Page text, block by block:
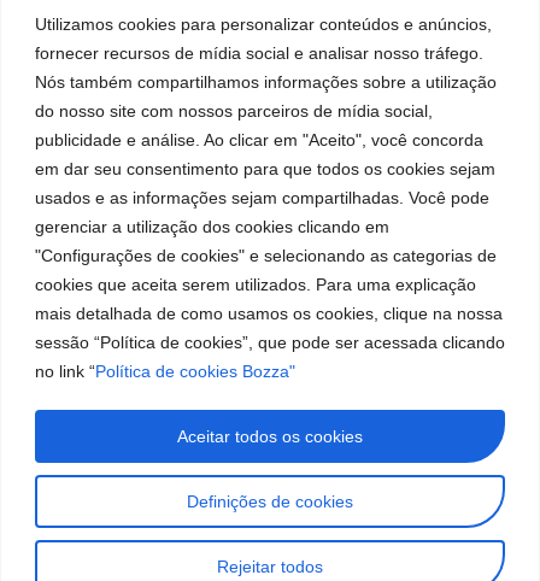
Utilizamos cookies para personalizar conteúdos e anúncios,
fornecer recursos de mídia social e analisar nosso tráfego.
Nós também compartilhamos informações sobre a utilização
do nosso site com nossos parceiros de mídia social,
publicidade e análise. Ao clicar em "Aceito", você concorda
em dar seu consentimento para que todos os cookies sejam
usados e as informações sejam compartilhadas. Você pode
gerenciar a utilização dos cookies clicando em
"Configurações de cookies" e selecionando as categorias de
cookies que aceita serem utilizados. Para uma explicação
mais detalhada de como usamos os cookies, clique na nossa
sessão “Política de cookies”, que pode ser acessada clicando
no link “Política de cookies Bozza"
Definições de cookies
Rejeitar todos
Aceitar todos os cookies
em
fabricação
de
equipamentos
para
lubrificação
e
abastecimento
da
América
Sul.
de
Cookies
Produtos
Assistências
Seja um
Trabalhe
Localização
Rua Tiradentes,
931 – Anexo
Anita Franchini,
50/96
Bairro: Santa
Terezinha
São Bernardo
do Campo – SP
CEP: 09780-
001
5050
Youtube
Instagram
Imagens meramente ilustrativas. Informações sujeitas a
alterações sem aviso prévio. Todos os direitos são reservados à
José Murilia Bozza Comércio e Indústria Ltda.